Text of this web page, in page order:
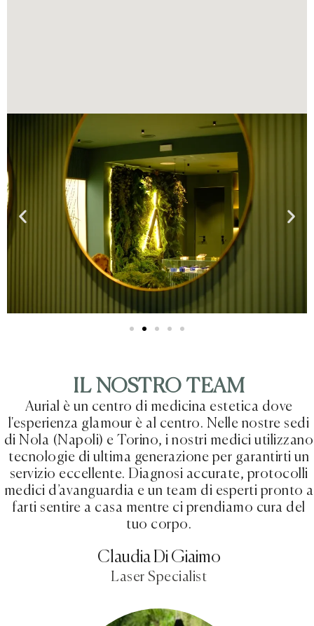
IL NOSTRO TEAM
Aurial è un centro di medicina estetica dove
l'esperienza glamour è al centro. Nelle nostre sedi
di Nola (Napoli) e Torino, i nostri medici utilizzano
tecnologie di ultima generazione per garantirti un
servizio eccellente. Diagnosi accurate, protocolli
medici d’avanguardia e un team di esperti pronto a
farti sentire a casa mentre ci prendiamo cura del
tuo corpo.
Claudia Di Giaimo
Laser Specialist